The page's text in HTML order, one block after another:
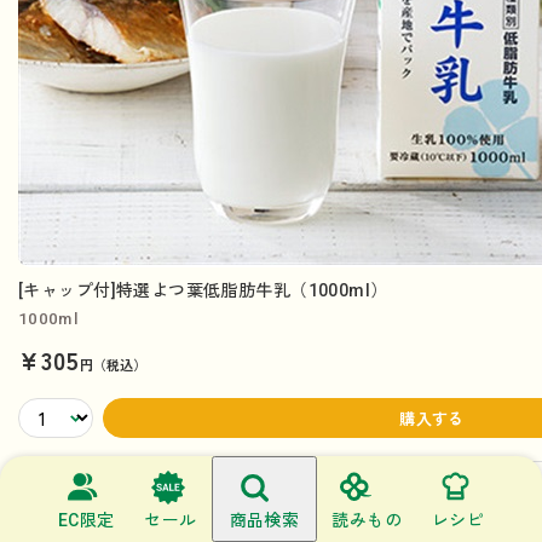
EC限定 セール 商品検索 読みもの レシピ
[キャップ付]特選よつ葉低脂肪牛乳（1000ml）
1000ml
¥305円（税込）
購入する